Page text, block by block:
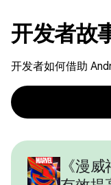
开发者故
开发者如何借助
《漫